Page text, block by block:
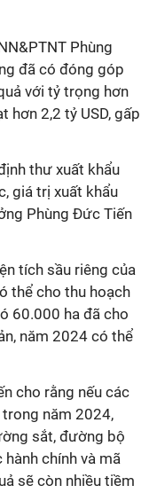
Phùng
đã có đóng góp
với tỷ trọng hơn
hơn 2,2 tỷ USD, gấp
thư xuất khẩu
giá trị xuất khẩu
Phùng Đức Tiến
tích sầu riêng của
thể cho thu hoạch
60.000 ha đã cho
năm 2024 có thể
cho rằng nếu các
năm 2024,
sắt, đường bộ
chính và mã
sẽ còn nhiều tiềm